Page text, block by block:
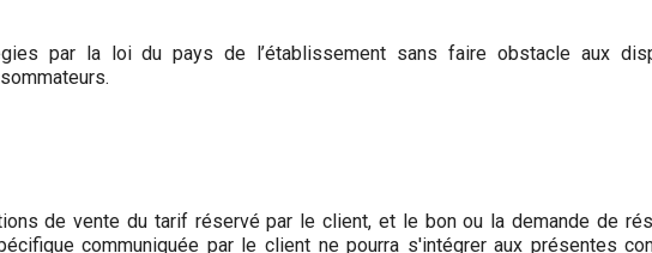
par la loi du pays de l’établissement sans faire obstacle aux
de vente du tarif réservé par le client, et le bon ou la demande de
communiquée par le client ne pourra s'intégrer aux présentes